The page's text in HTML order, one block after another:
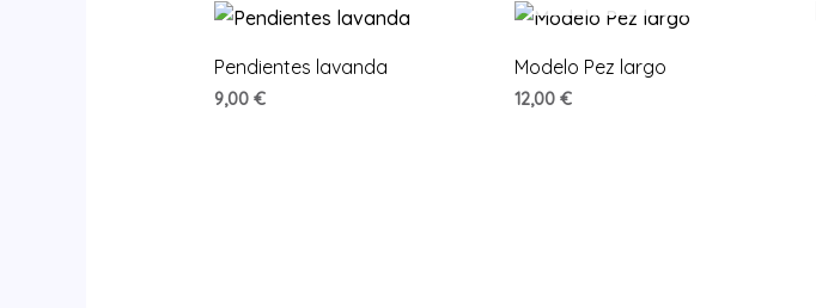
Pendientes lavanda
9,00 €
Modelo Pez largo
12,00€